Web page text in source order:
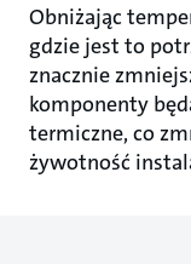
Obniżając
gdzie jest to
znacznie
komponenty
termiczne, co
żywotność